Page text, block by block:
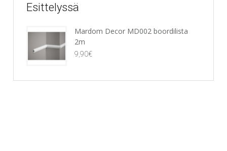
Esittelyssä
Mardom Decor MD002 boordilista
2m
9,90€